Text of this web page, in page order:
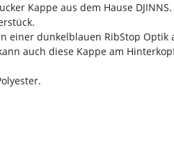
Kappe aus dem Hause DJINNS.
einer dunkelblauen RibStop
auch diese Kappe am